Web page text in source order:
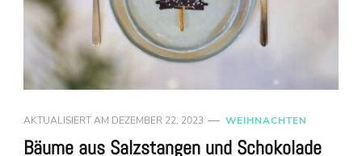
AKTUALISIERT AM DEZEMBER 22, 2023 WEIHNACHTEN
Bäume aus Salzstangen und Schokolade